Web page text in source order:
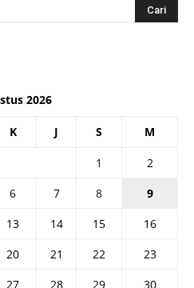
2026
K J S M
1
2
6 7 8
9
13 14 15
16
20 21 22
23
27 28 29
30